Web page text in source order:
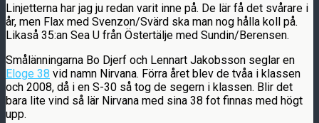
Linjetterna har jag ju redan varit inne på. De lär få det svårare i
år, men Flax med Svenzon/Svärd ska man nog hålla koll på.
Likaså 35:an Sea U från Östertälje med Sundin/Berensen.
Smålänningarna Bo Djerf och Lennart Jakobsson seglar en
Eloge 38 vid namn Nirvana. Förra året blev de tvåa i klassen
och 2008, då i en S-30 så tog de segern i klassen. Blir det
bara lite vind så lär Nirvana med sina 38 fot finnas med högt
upp.